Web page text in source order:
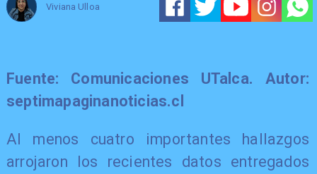
Viviana Ulloa
Fuente: Comunicaciones UTalca. Autor:
septimapaginanoticias.cl
Al menos cuatro importantes hallazgos
arrojaron los recientes datos entregados